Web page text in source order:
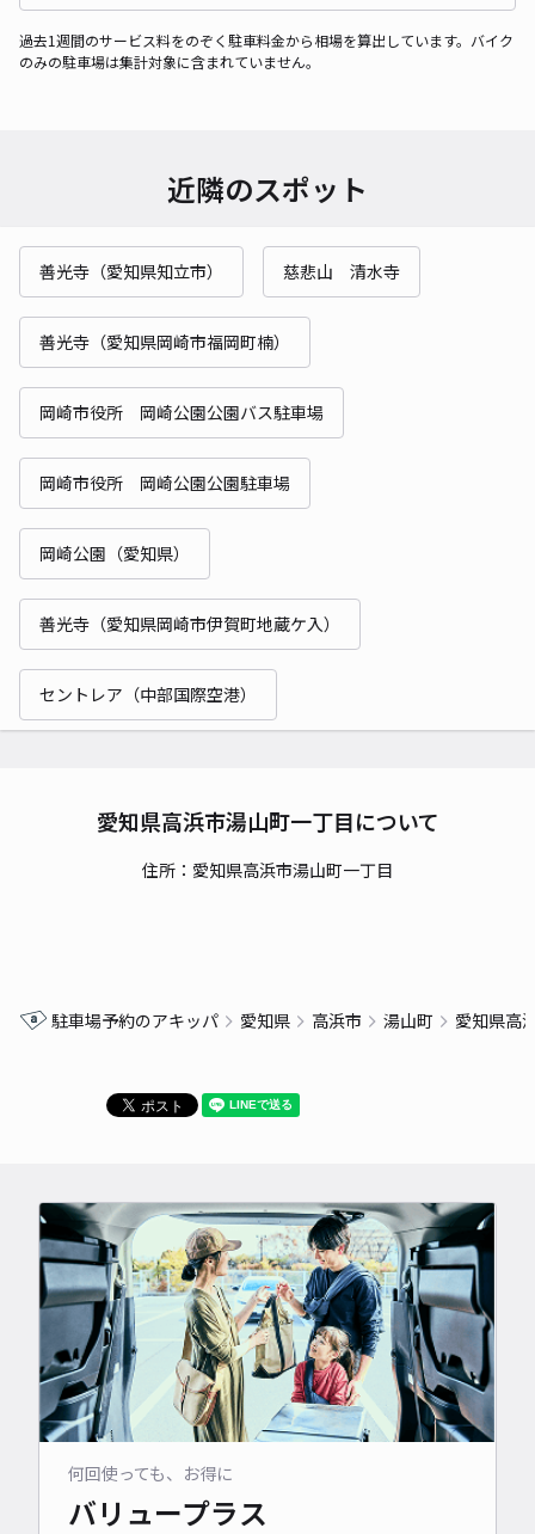
過去1週間のサービス料をのぞく駐車料金から相場を算出しています。バイク
のみの駐車場は集計対象に含まれていません。
近隣のスポット
善光寺（愛知県知立市） 慈悲山 清水寺
善光寺（愛知県岡崎市福岡町楠）
岡崎市役所 岡崎公園公園バス駐車場
岡崎市役所 岡崎公園公園駐車場
岡崎公園（愛知県）
善光寺（愛知県岡崎市伊賀町地蔵ケ入）
セントレア（中部国際空港）
愛知県高浜市湯山町一丁目について
住所：愛知県高浜市湯山町一丁目
駐車場予約のアキッパ 愛知県 高浜市 湯山町 愛知県高
何回使っても、お得に
バリュープラス